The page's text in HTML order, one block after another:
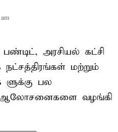
அரசியல் கட்சி
மற்றும்
ளுக்கு பல
வழங்கி